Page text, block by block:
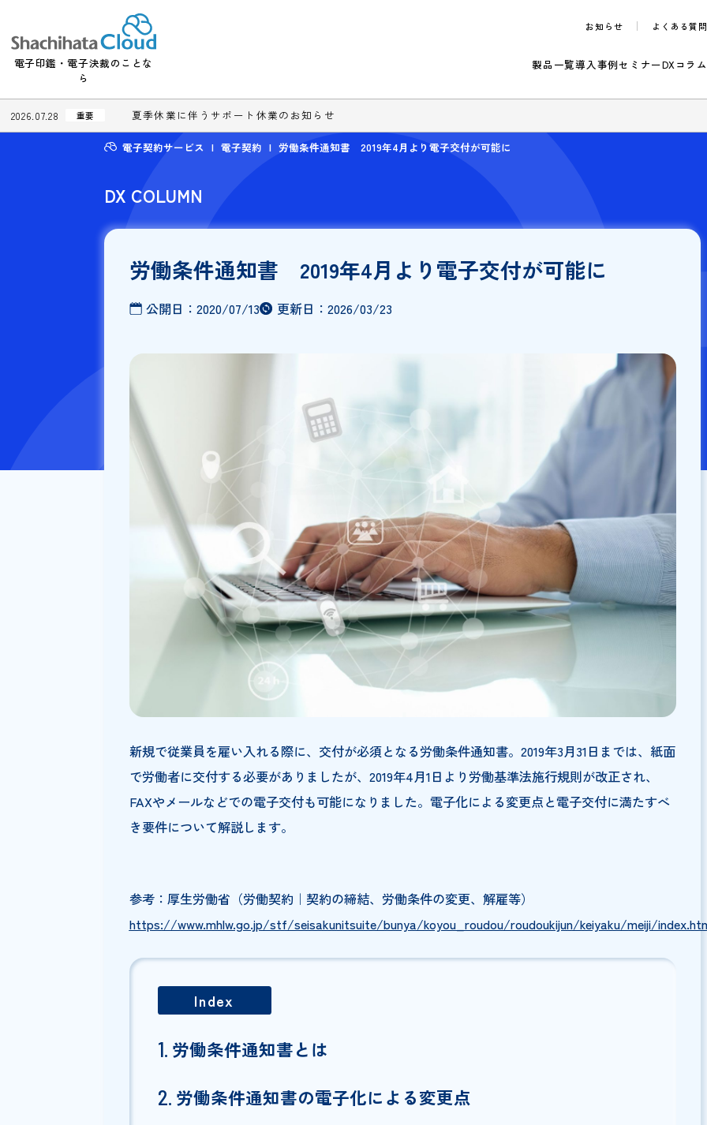
電子印鑑・電子決裁のことな
ら
お知らせ
製品一覧 導入事例 セ
2026.07.28 夏季休業に伴うサポート休業のお知らせ
DX COLUMN
労働条件通知書 2019年4月より電子交付が可能に
新規で従業員を雇い入れる際に、交付が必須となる労働条件通知書。2019年3月31日までは
FAXやメールなどでの電子交付も可能になりました。電子化による変更点と電子交付に満
き要件について解説します。
参考：厚生労働省（労働契約｜契約の締結、労働条件の変更、解雇等）
Index